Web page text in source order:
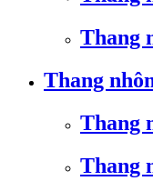
Thang
Thang
Thang
Thang